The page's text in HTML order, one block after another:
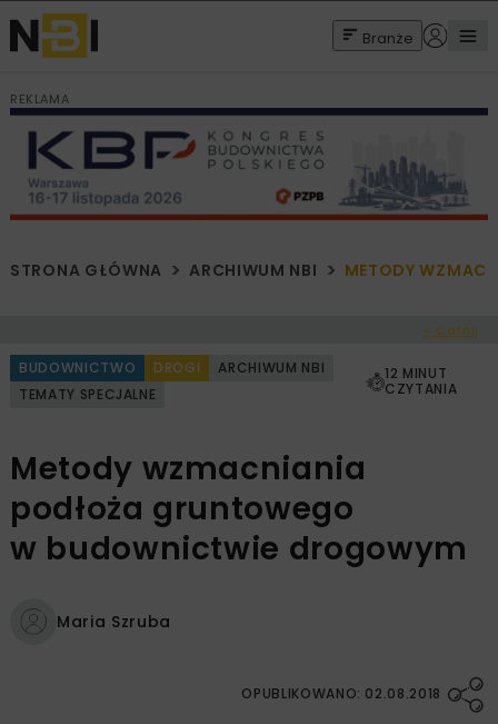
Branże
REKLAMA
STRONA GŁÓWNA ARCHIWUM NBI METODY
< Cofnij
BUDOWNICTWO DROGI
ARCHIWUM NBI
TEMATY SPECJALNE
12 MINUT
CZYTANIA
Metody wzmacniania
podłoża gruntowego
w budownictwie drogowym
Maria Szruba
OPUBLIKOWANO: 02.08.2018